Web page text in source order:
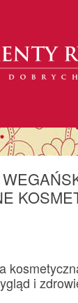
i